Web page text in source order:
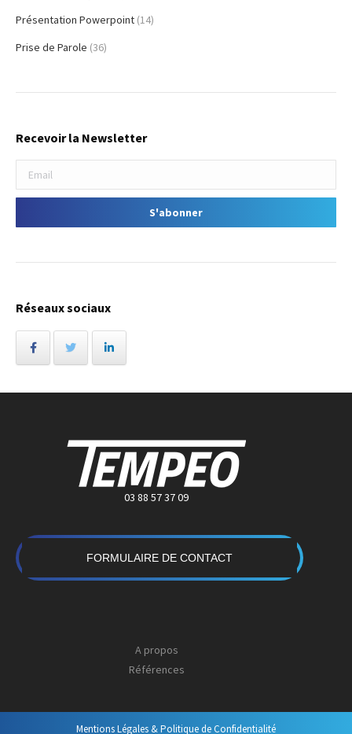
Présentation Powerpoint (14)
Prise de Parole (36)
Recevoir la Newsletter
Réseaux sociaux
03 88 57 37 09
FORMULAIRE DE CONTACT
A propos
Références
Mentions Légales & Politique de Confidentialité